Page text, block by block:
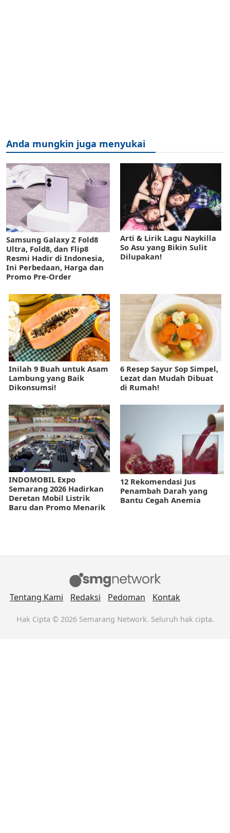
Anda mungkin juga menyukai
Samsung Galaxy Z Fold8
Ultra, Fold8, dan Flip8
Resmi Hadir di Indonesia,
Ini Perbedaan, Harga dan
Promo Pre-Order
Arti & Lirik Lagu Naykilla
So Asu yang Bikin Sulit
Dilupakan!
Inilah 9 Buah untuk Asam
Lambung yang Baik
Dikonsumsi!
6 Resep Sayur Sop Simpel,
Lezat dan Mudah Dibuat
di Rumah!
INDOMOBIL Expo
Semarang 2026 Hadirkan
Deretan Mobil Listrik
Baru dan Promo Menarik
12 Rekomendasi Jus
Penambah Darah yang
Bantu Cegah Anemia
Tentang Kami Redaksi Pedoman Kontak
Hak Cipta © 2026 Semarang Network. Seluruh hak cipta.